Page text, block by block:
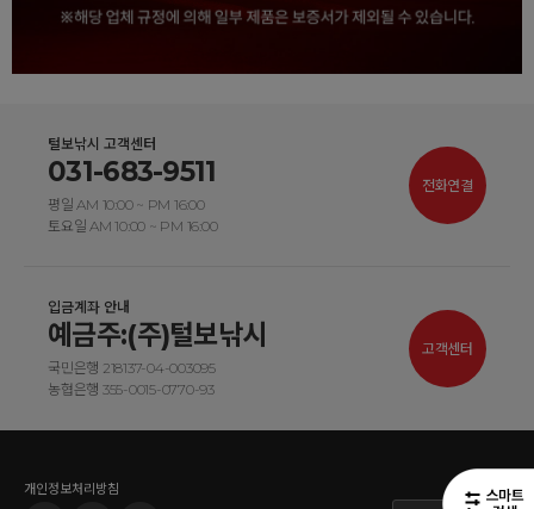
털보낚시 고객센터
031-683-9511
평일 AM 10:00 ~ PM 16:00
토요일 AM 10:00 ~ PM 16:00
전화연결
입금계좌 안내
예금주:(주)털보낚시
국민은행 218137-04-003095
농협은행 355-0015-0770-93
고객센터
개인정보처리방침